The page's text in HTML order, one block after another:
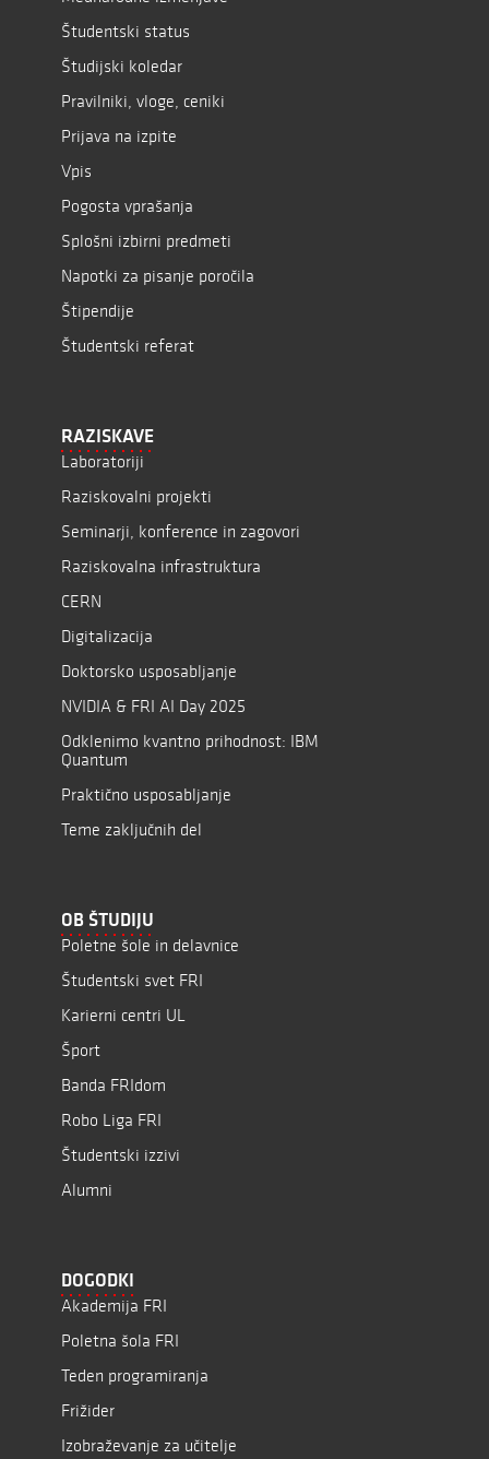
Študentski status
Študijski koledar
Pravilniki, vloge, ceniki
Prijava na izpite
Vpis
Pogosta vprašanja
Splošni izbirni predmeti
Napotki za pisanje poročila
Štipendije
Študentski referat
RAZISKAVE
Laboratoriji
Raziskovalni projekti
Seminarji, konference in zagovori
Raziskovalna infrastruktura
CERN
Digitalizacija
Doktorsko usposabljanje
NVIDIA & FRI AI Day 2025
Odklenimo kvantno prihodnost: IBM
Quantum
Praktično usposabljanje
Teme zaključnih del
OB ŠTUDIJU
Poletne šole in delavnice
Študentski svet FRI
Karierni centri UL
Šport
Banda FRIdom
Robo Liga FRI
Študentski izzivi
Alumni
DOGODKI
Akademija FRI
Poletna šola FRI
Teden programiranja
Frižider
Izobraževanje za učitelje